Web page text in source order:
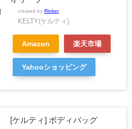
created by Rinker
KELTY(ケルティ)
Amazon 楽天市場
Yahooショッピング
[ケルティ] ボディバッグ